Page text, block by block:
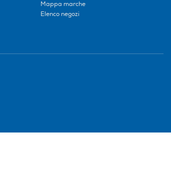
Mappa marche
Elenco negozi